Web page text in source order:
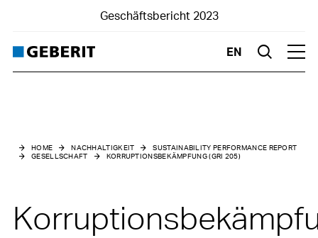
Geschäftsbericht 2023
EN Suche
Highlights
HOME NACHHALTIGKEIT
SUSTAINABILITY PERFORMANCE REPORT
GESELLSCHAFT
KORRUPTIONSBEKÄMPFUNG (GRI 205)